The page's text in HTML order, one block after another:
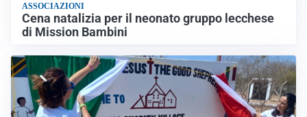
ASSOCIAZIONI
Cena natalizia per il neonato gruppo lecchese
di Mission Bambini